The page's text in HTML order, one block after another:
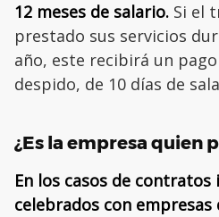
12 meses de salario. Si el
prestado sus servicios
año, este recibirá un
despido, de 10 días de
¿Es la empresa quien
En los casos de contratos
celebrados con empresas